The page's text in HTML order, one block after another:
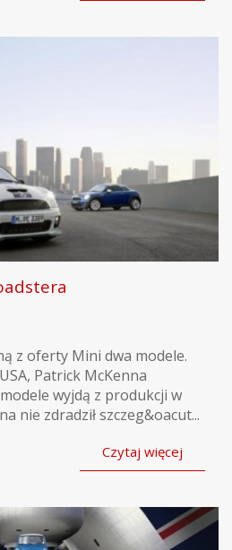
z oferty Mini dwa modele.
Patrick McKenna
wyjdą z produkcji w
nie zdradził szczeg&oacut...
Czytaj więcej